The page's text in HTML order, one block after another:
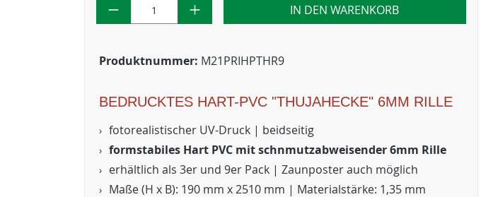
IN DEN WARENKORB
Produktnummer: M21PRIHPTHR9
BEDRUCKTES HART-PVC "THUJAHECKE" 6MM RILLE
fotorealistischer UV-Druck | beidseitig
formstabiles Hart PVC mit schnmutzabweisender 6mm Rille
erhältlich als 3er und 9er Pack | Zaunposter auch möglich
Maße (H x B): 190 mm x 2510 mm | Materialstärke: 1,35 mm